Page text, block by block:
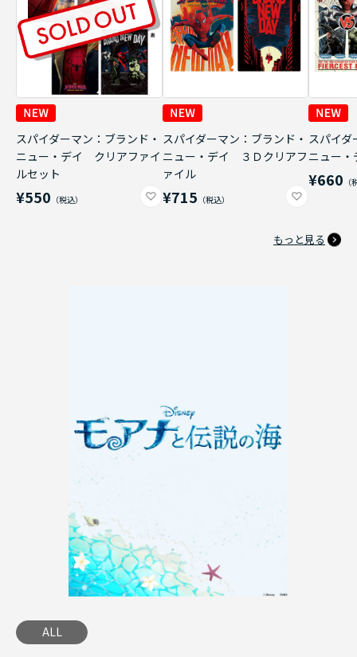
スパイダーマン：ブランド・
ニュー・デイ クリアファイ
ルセット
¥550
スパイダーマン：ブランド・
ニュー・デイ ３Ｄクリアフ
ァイル
¥715
スパイダ
ニュー
¥660
もっと見る
ALL